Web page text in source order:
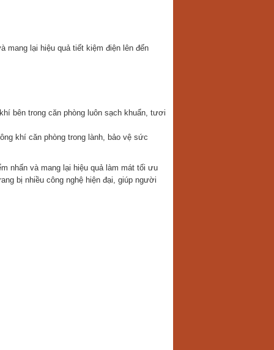
mang lại hiệu quả tiết kiệm điện lên đến
bên trong căn phòng luôn sạch khuẩn, tươi
khí căn phòng trong lành, bảo vệ sức
nhấn và mang lại hiệu quả làm mát tối ưu
bị nhiều công nghệ hiện đại, giúp người